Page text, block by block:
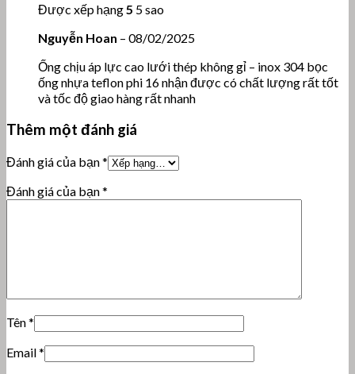
Được xếp hạng 5 5 sao
Nguyễn Hoan – 08/02/2025
Ống chịu áp lực cao lưới thép không gỉ – inox 304 bọc
ống nhựa teflon phi 16 nhận được có chất lượng rất tốt
và tốc độ giao hàng rất nhanh
Thêm một đánh giá
Đánh giá của bạn*
Đánh giá của bạn*
Tên*
Email*